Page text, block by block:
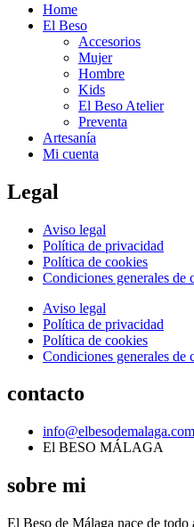
Home
El Beso
Accesorios
Mujer
Hombre
Kids
El Beso Atelier
Preventa
Artesanía
Mi cuenta
Legal
Aviso legal
Política de privacidad
Política de cookies
Condiciones generales de
Aviso legal
Política de privacidad
Política de cookies
Condiciones generales de
contacto
info@elbesodemalaga.com
El BESO MÁLAGA
sobre mi
El Beso de Málaga nace de todo